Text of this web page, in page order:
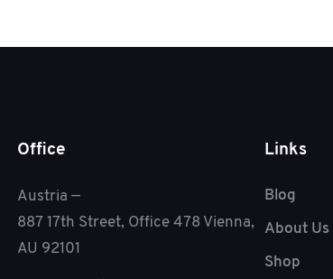
Office
Austria —
887 17th Street, Office 478 Vienna,
AU 92101
Links
Blog
About Us
Shop